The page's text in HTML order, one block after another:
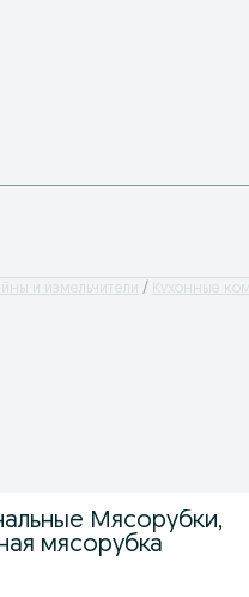
и измельчители
Кухонные
Мясорубки,
мясорубка